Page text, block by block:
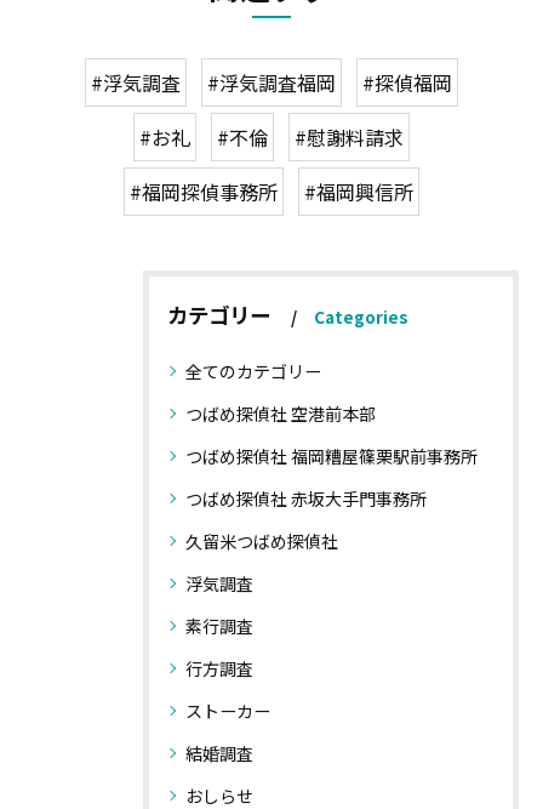
#浮気調査 #浮気調査福岡
#探偵福岡
#お礼
#不倫
#慰謝料請求
#福岡探偵事務所
#福岡興信所
カテゴリー Categories
全てのカテゴリー
つばめ探偵社 空港前本部
つばめ探偵社 福岡糟屋篠栗駅前事務所
つばめ探偵社 赤坂大手門事務所
久留米つばめ探偵社
浮気調査
素行調査
行方調査
ストーカー
結婚調査
おしらせ